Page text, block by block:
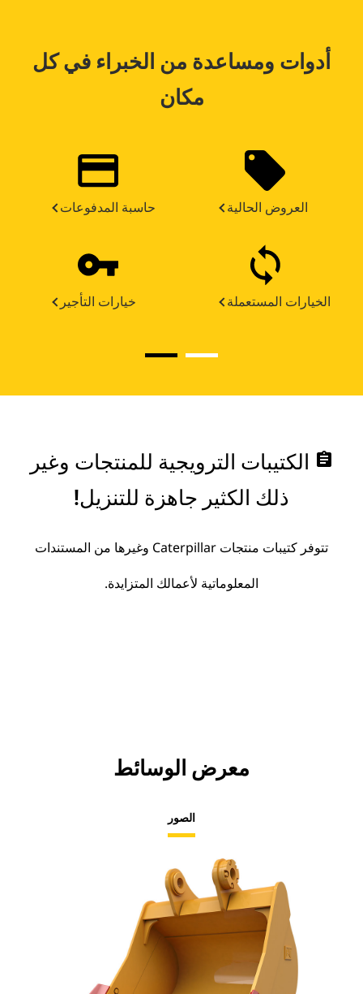
أدوات ومساعدة من الخبراء في كل
مكان
حاسبة المدفوعات العروض الحالية
خيارات التأجير الخيارات المستعملة
assignment الكتيبات الترويجية للمنتجات وغير
ذلك الكثير جاهزة للتنزيل!
تتوفر كتيبات منتجات Caterpillar وغيرها من المستندات
المعلوماتية لأعمالك المتزايدة.
معرض الوسائط
الصور